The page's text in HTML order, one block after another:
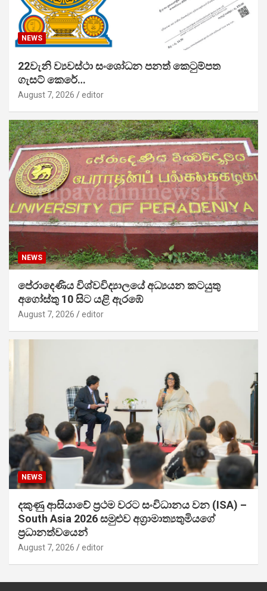
NEWS
22වැනි ව්‍යවස්ථා සංශෝධන පනත් කෙටුම්පත
ගැසට් කෙරේ…
August 7, 2026 editor
NEWS
පේරාදෙණිය විශ්වවිද්‍යාලයේ අධ්‍යයන කටයුතු
අගෝස්තු 10 සිට යළි ඇරඹේ
August 7, 2026 editor
NEWS
දකුණු ආසියාවේ ප්‍රථම වරට සංවිධානය වන (ISA) –
South Asia 2026 සමුළුව අග්‍රාමාත්‍යතුමියගේ
ප්‍රධානත්වයෙන්
August 7, 2026 editor